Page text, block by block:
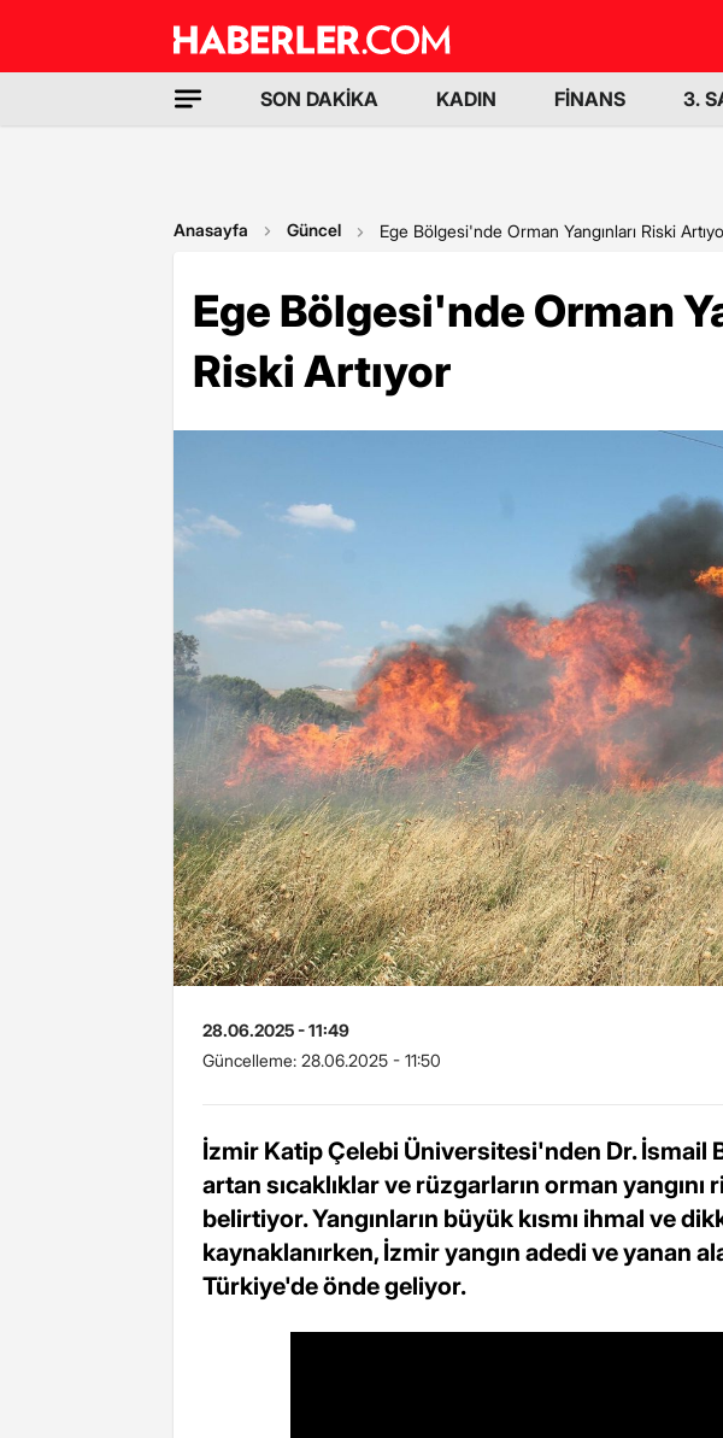
SON DAKİKA KADIN FİNANS 3.
Anasayfa Güncel Ege Bölgesi'nde Orman Yangınları Riski
Ege Bölgesi'nde Orman
Riski Artıyor
28.06.2025 - 11:49
Güncelleme: 28.06.2025 - 11:50
İzmir Katip Çelebi Üniversitesi'nden Dr. İsmail
artan sıcaklıklar ve rüzgarların orman yangını
belirtiyor. Yangınların büyük kısmı ihmal ve
kaynaklanırken, İzmir yangın adedi ve yanan
Türkiye'de önde geliyor.